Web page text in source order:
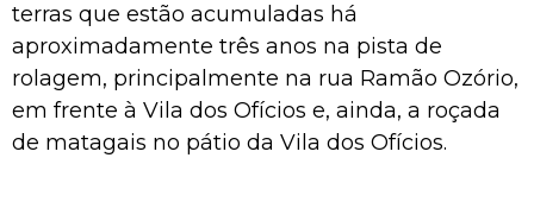
terras que estão acumuladas há
aproximadamente três anos na pista de
rolagem, principalmente na rua Ramão Ozório,
em frente à Vila dos Ofícios e, ainda, a roçada
de matagais no pátio da Vila dos Ofícios.